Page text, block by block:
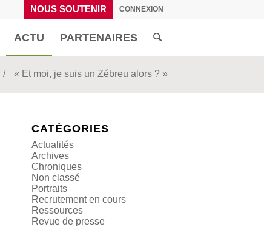
NOUS SOUTENIR CONNEXION
ACTU PARTENAIRES
/ « Et moi, je suis un Zébreu alors ? »
CATÉGORIES
Actualités
Archives
Chroniques
Non classé
Portraits
Recrutement en cours
Ressources
Revue de presse